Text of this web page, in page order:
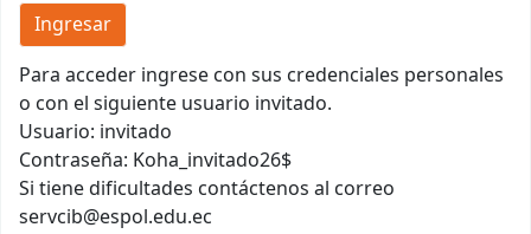
Para acceder ingrese con sus credenciales personales
o con el siguiente usuario invitado.
Usuario: invitado
Contraseña: Koha_invitado26$
Si tiene dificultades contáctenos al correo
servcib@espol.edu.ec